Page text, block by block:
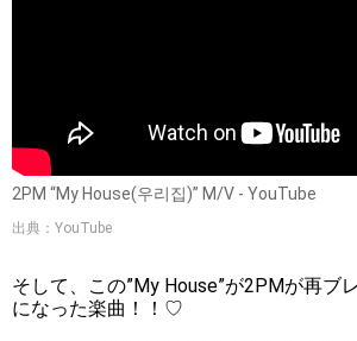
2PM “My House(우리집)” M/V - YouTube
出典：YouTube
そして、この”My House”が2PMが再ブ
になった楽曲！！♡